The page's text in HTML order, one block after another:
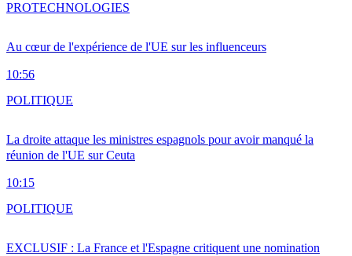
Au cœur de l'expérience de l'UE sur les influenceurs
10:56
PROTECHNOLOGIES
La droite attaque les ministres espagnols pour avoir manqué la
réunion de l'UE sur Ceuta
10:15
POLITIQUE
EXCLUSIF : La France et l'Espagne critiquent une nomination
POLITIQUE